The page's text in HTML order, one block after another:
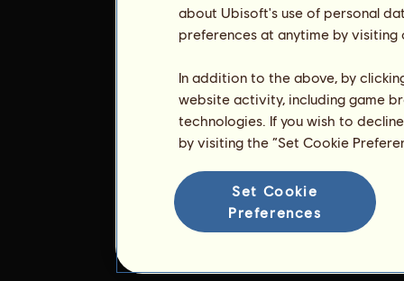
about Ubisoft's use of personal
preferences at anytime by
In addition to the above, by
website activity, including game
technologies. If you wish to
by visiting the “Set Cookie
Set Cookie
Preferences